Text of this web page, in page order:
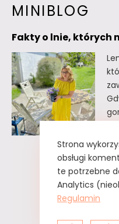
MINIBLOG
Fakty o lnie, których
o
Strona
obsługi
te potrzebne
Analytics
Regulamin